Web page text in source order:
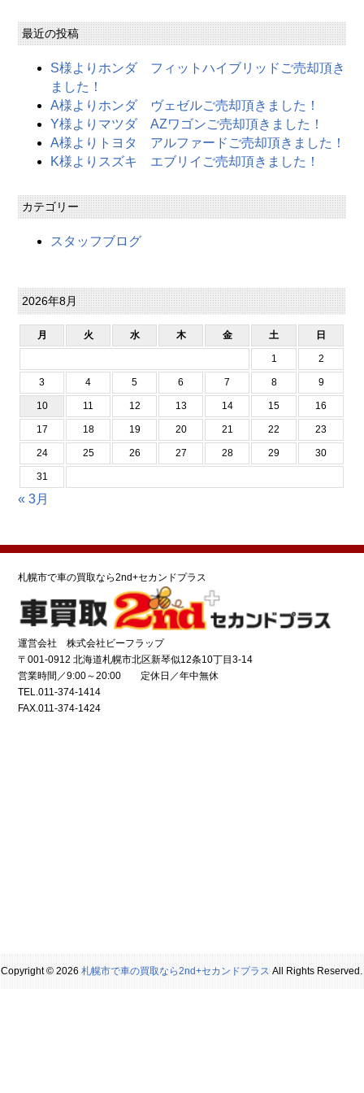
最近の投稿
S様よりホンダ フィットハイブリッドご売却頂き
ました！
A様よりホンダ ヴェゼルご売却頂きました！
Y様よりマツダ AZワゴンご売却頂きました！
A様よりトヨタ アルファードご売却頂きました！
K様よりスズキ エブリイご売却頂きました！
カテゴリー
スタッフブログ
2026年8月
月 火 水 木 金 土 日
1 2
3 4 5 6 7 8 9
10 11 12 13 14 15 16
17 18 19 20 21 22 23
24 25 26 27 28 29 30
31
« 3月
札幌市で車の買取なら2nd+セカンドプラス
運営会社 株式会社ビーフラップ
〒001-0912 北海道札幌市北区新琴似12条10丁目3-14
営業時間／9:00～20:00 定休日／年中無休
TEL.011-374-1414
FAX.011-374-1424
Copyright © 2026札幌市で車の買取なら2nd+セカンドプラス All Rights Reserved.